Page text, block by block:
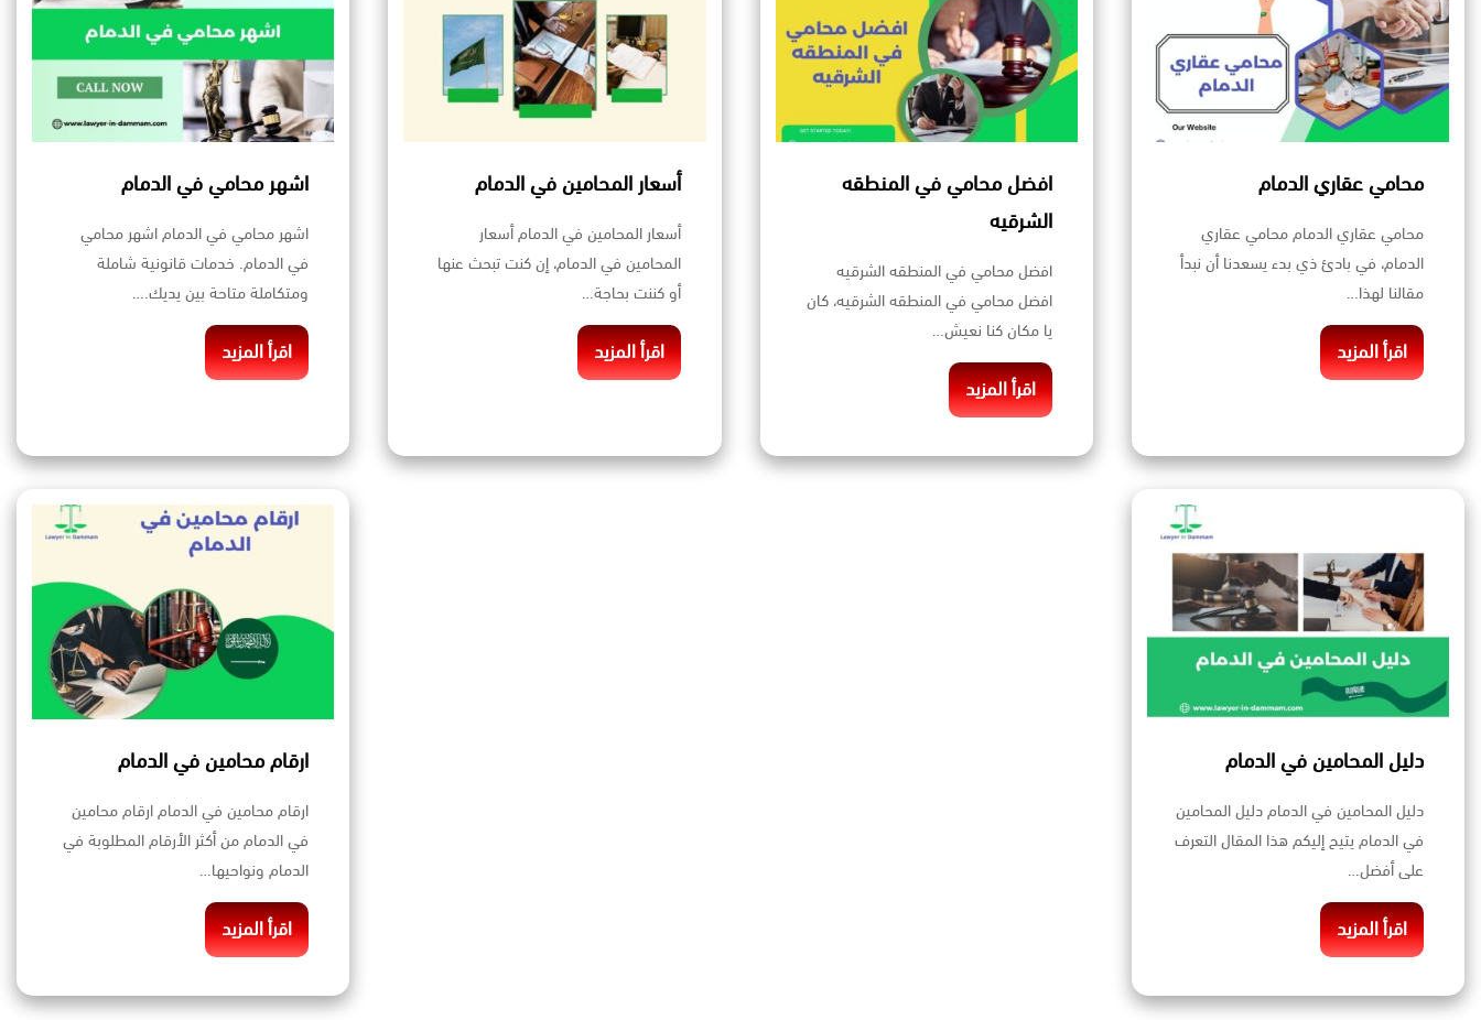
محامي عقاري الدمام
محامي عقاري الدمام محامي عقاري
الدمام، في بادئ ذي بدء يسعدنا أن نبدأ
مقالنا لهذا…
اقرأ المزيد
افضل محامي في المنطقه
الشرقيه
افضل محامي في المنطقه الشرقيه
افضل محامي في المنطقه الشرقيه، كان
يا مكان كنا نعيش…
اقرأ المزيد
أسعار المحامين في الدمام
أسعار المحامين في الدمام أسعار
المحامين في الدمام، إن كنت تبحث عنها
أو كننت بحاجة…
اقرأ المزيد
اشهر محامي في الدمام
اشهر محامي في الدمام اشهر محامي
في الدمام. خدمات قانونية شاملة
ومتكاملة متاحة بين يديك.…
اقرأ المزيد
دليل المحامين في الدمام
دليل المحامين في الدمام دليل المحامين
في الدمام يتيح إليكم هذا المقال التعرف
على أفضل…
اقرأ المزيد
ارقام محامين في الدمام
ارقام محامين في الدمام ارقام محامين
في الدمام من أكثر الأرقام المطلوبة في
الدمام ونواحيها…
اقرأ المزيد